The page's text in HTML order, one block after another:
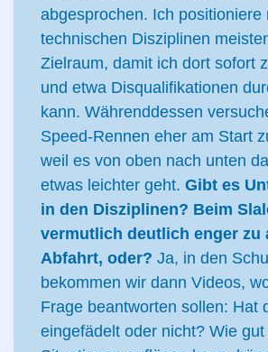
abgesprochen. Ich positioniere
technischen Disziplinen
Zielraum, damit ich dort sofort
und etwa Disqualifikationen
kann. Währenddessen
Speed-Rennen eher am Start
weil es von oben nach unten
etwas leichter geht. Gibt es
in den Disziplinen? Beim
vermutlich deutlich enger zu
Abfahrt, oder? Ja, in den
bekommen wir dann Videos,
Frage beantworten sollen: Hat
eingefädelt oder nicht? Wie